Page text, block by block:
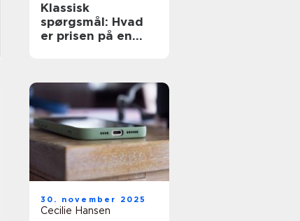
Klassisk
spørgsmål: Hvad
er prisen på en
30. november 2025
Cecilie Hansen